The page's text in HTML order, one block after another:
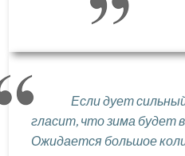
Если дует
гласит, что зима будет
Ожидается большое